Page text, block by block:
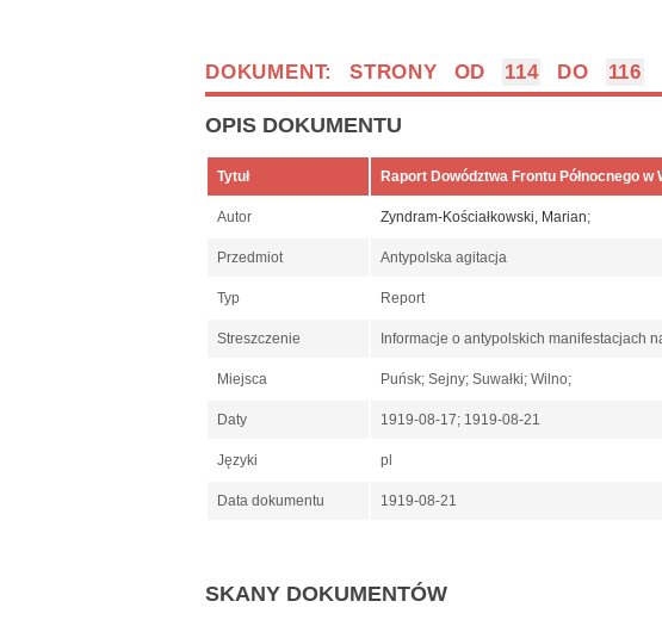
DOKUMENT: STRONY OD 114 DO 116
OPIS DOKUMENTU
Tytuł Raport Dowództwa Frontu Północnego w
Autor Zyndram-Kościałkowski, Marian;
Przedmiot Antypolska agitacja
Typ Report
Streszczenie Informacje o antypolskich manifestacjach
Miejsca Puńsk; Sejny; Suwałki; Wilno;
Daty 1919-08-17; 1919-08-21
Języki pl
Data dokumentu 1919-08-21
SKANY DOKUMENTÓW